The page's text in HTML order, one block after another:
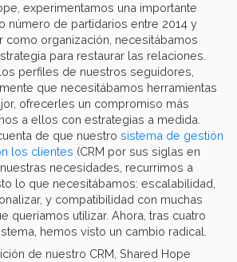
experimentamos una importante
número de partidarios entre 2014 y
como organización, necesitábamos
para restaurar las relaciones.
perfiles de nuestros seguidores,
que necesitábamos herramientas
ofrecerles un compromiso más
a ellos con estrategias a medida.
de que nuestro sistema de gestión
los clientes (CRM por sus siglas en
necesidades, recurrimos a
lo que necesitábamos: escalabilidad,
y compatibilidad con muchas
queríamos utilizar. Ahora, tras cuatro
hemos visto un cambio radical.
de nuestro CRM, Shared Hope